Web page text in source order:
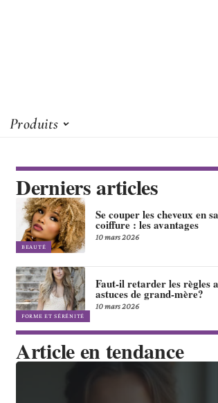
Produits
Derniers articles
BEAUTÉ
Se couper les cheveux en
coiffure : les avantages
10 mars 2026
FORME ET SÉRÉNITÉ
Faut-il retarder les règles
astuces de grand-mère?
10 mars 2026
Article en tendance